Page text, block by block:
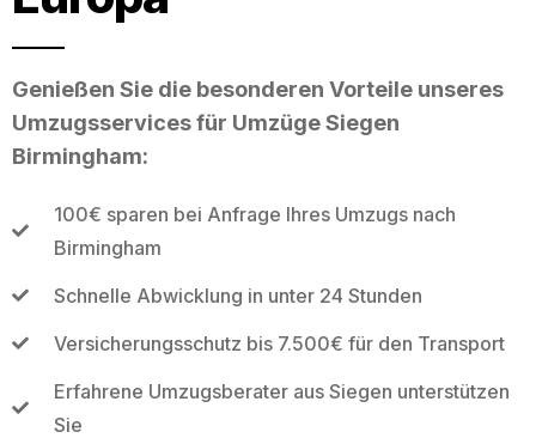
Genießen Sie die besonderen Vorteile unseres
Umzugsservices für Umzüge Siegen
Birmingham:
100€ sparen bei Anfrage Ihres Umzugs nach
Birmingham
Schnelle Abwicklung in unter 24 Stunden
Versicherungsschutz bis 7.500€ für den Transport
Erfahrene Umzugsberater aus Siegen unterstützen
Sie